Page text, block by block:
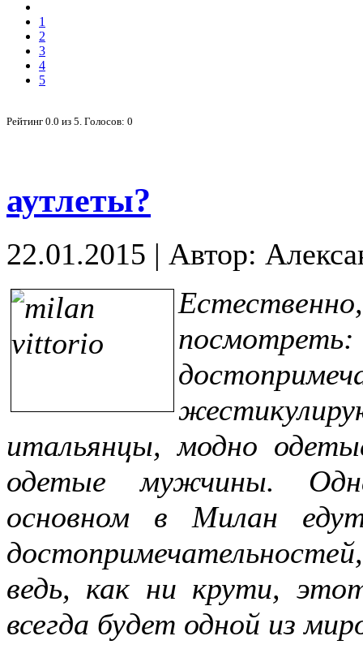
1
2
3
4
5
Рейтинг 0.0 из 5. Голосов: 0
аутлеты?
22.01.2015 | Автор:
итальянцы, модно
одетые мужчины.
основном в Милан
ведь, как ни крути,
всегда будет одной из